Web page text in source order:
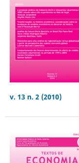
v. 13 n. 2 (2010)